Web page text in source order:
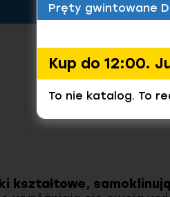
kształtowe,
Pręty gwintowane
Kup do 12:00.
To nie katalog. To